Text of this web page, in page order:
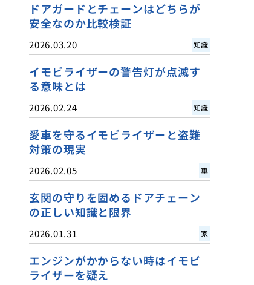
ドアガードとチェーンはどちらが
安全なのか比較検証
2026.03.20 知識
イモビライザーの警告灯が点滅す
る意味とは
2026.02.24 知識
愛車を守るイモビライザーと盗難
対策の現実
2026.02.05 車
玄関の守りを固めるドアチェーン
の正しい知識と限界
2026.01.31 家
エンジンがかからない時はイモビ
ライザーを疑え